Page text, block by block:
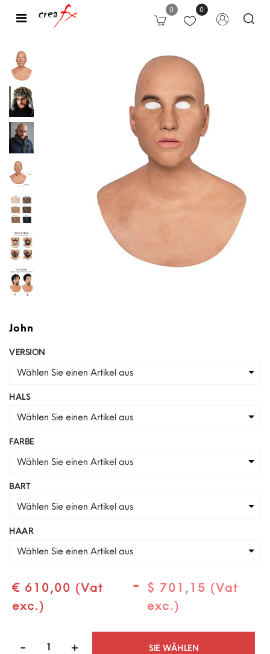
Open 0 0
John
VERSION
Wählen Sie einen Artikel aus
HALS
Wählen Sie einen Artikel aus
FARBE
Wählen Sie einen Artikel aus
BART
Wählen Sie einen Artikel aus
HAAR
Wählen Sie einen Artikel aus
€ 610,00 (Vat
exc.)
-
$ 701,15 (Vat
exc.)
SIE WÄHLEN